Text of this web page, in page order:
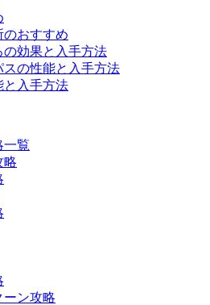
おすすめ
効果と入手方法
の性能と入手方法
と入手方法
一覧
略
ーン攻略